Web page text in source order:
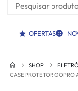
OFERTAS
SHOP
CASE PROTETOR GOPRO